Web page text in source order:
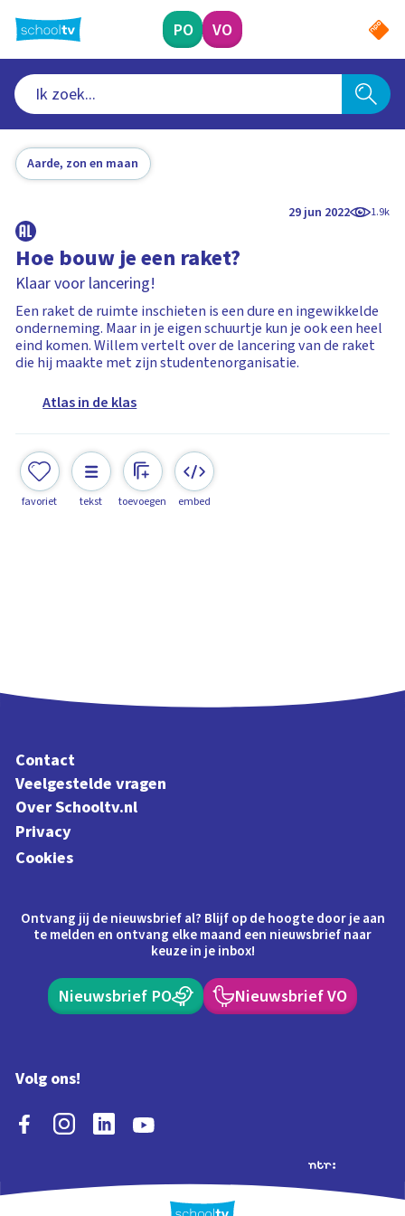
naar
hoofdinhoud
PO VO
Aarde, zon en maan
29 jun 2022 1.9k
Hoe bouw je een raket?
Klaar voor lancering!
Een raket de ruimte inschieten is een dure en ingewikkelde
onderneming. Maar in je eigen schuurtje kun je ook een heel
eind komen. Willem vertelt over de lancering van de raket
die hij maakte met zijn studentenorganisatie.
Atlas in de klas
favoriet tekst toevoegen embed
Contact
Veelgestelde vragen
Over Schooltv.nl
Privacy
Cookies
Ontvang jij de nieuwsbrief al? Blijf op de hoogte door je aan
te melden en ontvang elke maand een nieuwsbrief naar
keuze in je inbox!
Nieuwsbrief PO Nieuwsbrief VO
Volg ons!